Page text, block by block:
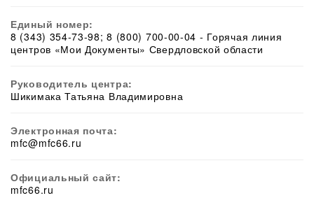
Единый номер:
8 (343) 354-73-98; 8 (800) 700-00-04 - Горячая линия
центров «Мои Документы» Свердловской области
Руководитель центра:
Шикимака Татьяна Владимировна
Электронная почта:
mfc@mfc66.ru
Официальный сайт:
mfc66.ru